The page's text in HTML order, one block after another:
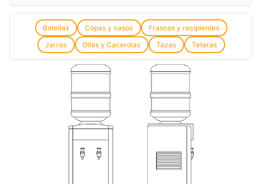
Botellas Copas y vasos
Frascos y recipientes
Jarras
Ollas y Cacerolas Tazas Teteras